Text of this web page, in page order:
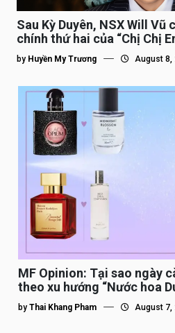
Sau Kỳ Duyên, NSX Will Vũ
chính thứ hai của “Chị Chị
by Huyền My Trương August 8,
MF Opinion: Tại sao ngày
theo xu hướng “Nước hoa
by Thai Khang Pham August 7,